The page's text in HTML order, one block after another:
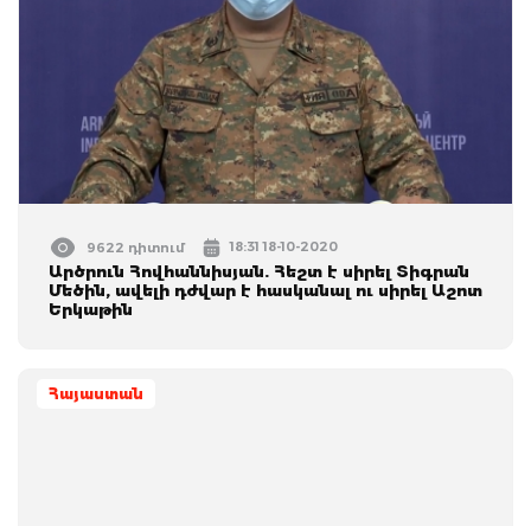
9622 դիտում 18:31 18-10-2020
Արծրուն Հովհաննիսյան. Հեշտ է սիրել Տիգրան
Մեծին, ավելի դժվար է հասկանալ ու սիրել Աշոտ
Երկաթին
Հայաստան